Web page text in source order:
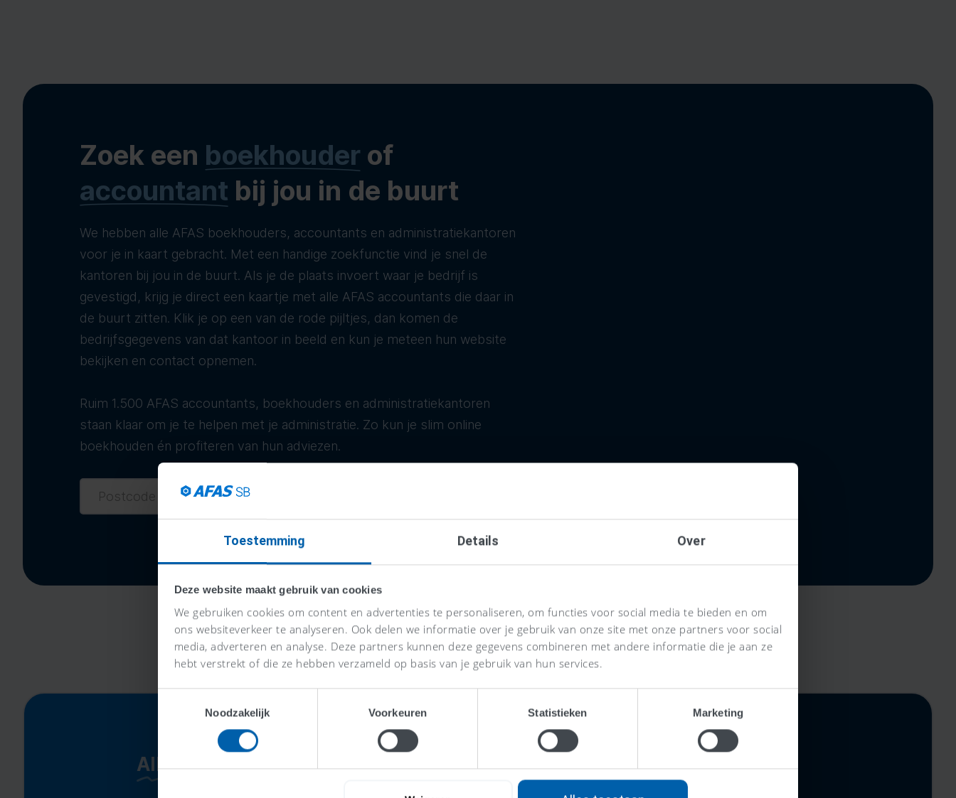
Toestemming Details Over
Deze website maakt gebruik van cookies
We gebruiken cookies om content en advertenties te personaliseren, om functies voor social media te bieden en om
ons websiteverkeer te analyseren. Ook delen we informatie over je gebruik van onze site met onze partners voor social
media, adverteren en analyse. Deze partners kunnen deze gegevens combineren met andere informatie die je aan ze
hebt verstrekt of die ze hebben verzameld op basis van je gebruik van hun services.
Toestemmingsselectie
Noodzakelijk
Voorkeuren Statistieken Marketing
Zoek een boekhouder of
accountant bij jou in de buurt
We hebben alle AFAS boekhouders, accountants en administratiekantoren
voor je in kaart gebracht. Met een handige zoekfunctie vind je snel de
kantoren bij jou in de buurt. Als je de plaats invoert waar je bedrijf is
gevestigd, krijg je direct een kaartje met alle AFAS accountants die daar in
de buurt zitten. Klik je op een van de rode pijltjes, dan komen de
bedrijfsgegevens van dat kantoor in beeld en kun je meteen hun website
bekijken en contact opnemen.
Ruim 1.500 AFAS accountants, boekhouders en administratiekantoren
staan klaar om je te helpen met je administratie. Zo kun je slim online
boekhouden én profiteren van hun adviezen.
Alles-in-één-prijs
Eén vaste prijs,